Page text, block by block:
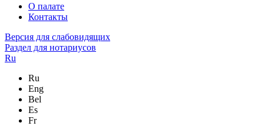
О палате
Контакты
Версия для слабовидящих
Раздел для нотариусов
Ru
Ru
Eng
Bel
Es
Fr